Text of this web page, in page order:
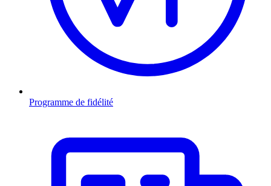
Programme de fidélité